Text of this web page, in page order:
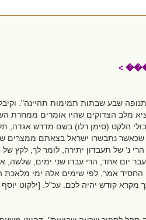
���
שבע שבתות תמימות תהיינה".
מלב הצדוקים שהיו אומרים ממחרת
הלקט (סימן רלו) בשם מדרש אגדה,
נתבשרו ישראל בצאתם ממצרים
נ' של תעבדון יתירה, לומר לך, לקץ
יום אחד, הרי עברו שני ימים, שלשה,
אמר, לפי שימים אלה ימי מלאכת
קודש יהיה לכם. עכ"ל. [ילקוט יוסף